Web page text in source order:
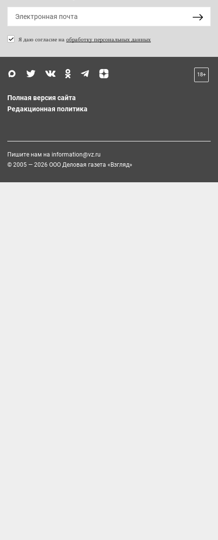
Я даю согласие на обработку персональных данных
18+
Полная версия сайта
Редакционная политика
Пишите нам на information@vz.ru
© 2005 — 2026 ООО Деловая газета «Взгляд»